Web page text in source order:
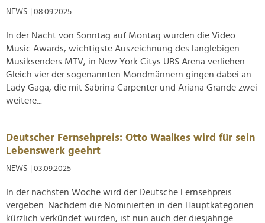
NEWS | 08.09.2025
In der Nacht von Sonntag auf Montag wurden die Video
Music Awards, wichtigste Auszeichnung des langlebigen
Musiksenders MTV, in New York Citys UBS Arena verliehen.
Gleich vier der sogenannten Mondmännern gingen dabei an
Lady Gaga, die mit Sabrina Carpenter und Ariana Grande zwei
weitere...
Deutscher Fernsehpreis: Otto Waalkes wird für sein
Lebenswerk geehrt
NEWS | 03.09.2025
In der nächsten Woche wird der Deutsche Fernsehpreis
vergeben. Nachdem die Nominierten in den Hauptkategorien
kürzlich verkündet wurden, ist nun auch der diesjährige